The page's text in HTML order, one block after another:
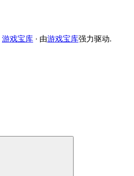
游戏宝库 · 由游戏宝库强力驱动.